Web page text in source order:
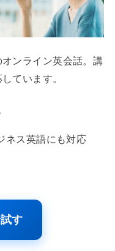
オンライン英会話。講
ています。
ネス英語にも対応
す